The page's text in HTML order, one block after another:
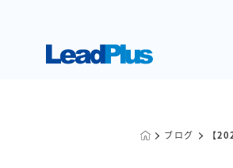
ブログ 【